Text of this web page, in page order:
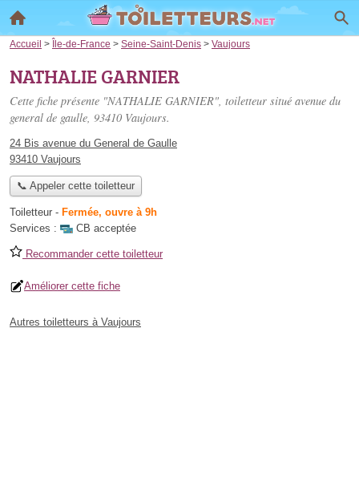
Accueil > Île-de-France > Seine-Saint-Denis > Vaujours
NATHALIE GARNIER
Cette fiche présente "NATHALIE GARNIER", toiletteur situé avenue du
general de gaulle, 93410 Vaujours.
24 Bis avenue du General de Gaulle
93410 Vaujours
📞 Appeler cette toiletteur
Toiletteur - Fermée, ouvre à 9h
Services :
CB acceptée
Recommander cette toiletteur
Améliorer cette fiche
Autres toiletteurs à Vaujours